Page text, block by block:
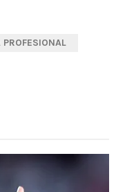
PROFESIONAL